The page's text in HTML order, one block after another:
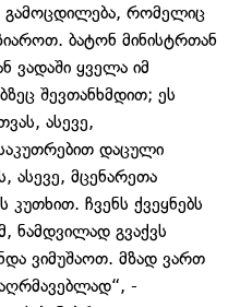
გამოცდილება, რომელიც
ბატონ მინისტრთან
ვადაში ყველა იმ
შევთანხმდით; ეს
ასევე,
დაცული
ასევე, მცენარეთა
კუთხით. ჩვენს ქვეყნებს
ნამდვილად გვაქვს
ვიმუშაოთ. მზად ვართ
-